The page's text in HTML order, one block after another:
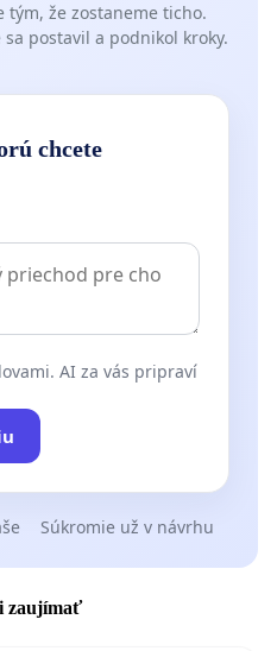
tým, že zostaneme ticho.
postavil a podnikol kroky.
chcete
AI za vás pripraví
Súkromie už v návrhu
zaujímať